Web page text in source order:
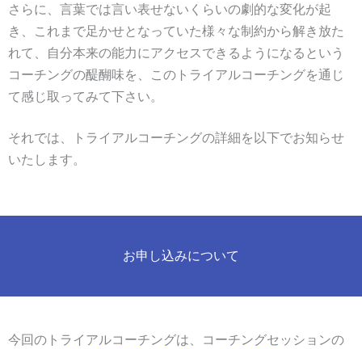
さらに、言葉では言い表せないくらいの劇的な変化が起
き、これまで足かせとなっていた様々な制約から解き放た
れて、自分本来の能力にアクセスできるようになるという
コーチングの醍醐味を、このトライアルコーチングを通じ
て感じ取ってみて下さい。
それでは、トライアルコーチングの詳細を以下でお知らせ
いたします。
お申し込みについて
今回のトライアルコーチングは、コーチングセッションの